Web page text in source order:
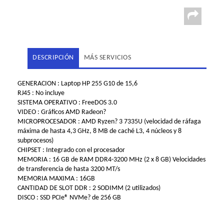
DESCRIPCIÓN MÁS SERVICIOS
GENERACION : Laptop HP 255 G10 de 15,6
RJ45 : No incluye
SISTEMA OPERATIVO : FreeDOS 3.0
VIDEO : Gráficos AMD Radeon?
MICROPROCESADOR : AMD Ryzen? 3 7335U (velocidad de ráfaga
máxima de hasta 4,3 GHz, 8 MB de caché L3, 4 núcleos y 8
subprocesos)
CHIPSET : Integrado con el procesador
MEMORIA : 16 GB de RAM DDR4-3200 MHz (2 x 8 GB) Velocidades
de transferencia de hasta 3200 MT/s
MEMORIA MAXIMA : 16GB
CANTIDAD DE SLOT DDR : 2 SODIMM (2 utilizados)
DISCO : SSD PCIe® NVMe? de 256 GB